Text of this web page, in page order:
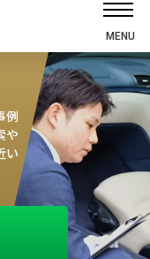
MENU
例
や
い